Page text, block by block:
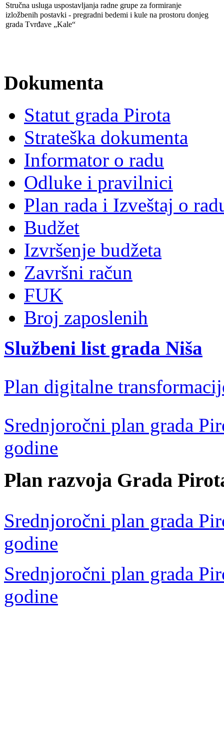
Stručna usluga uspostavljanja radne grupe za formiranje
izložbenih postavki - pregradni bedemi i kule na prostoru donjeg
grada Tvrđave „Kale“
Dokumenta
Statut grada Pirota
Strateška dokumenta
Informator o radu
Odluke i pravilnici
Plan rada i Izveštaj o
Budžet
Izvršenje budžeta
Završni račun
FUK
Broj zaposlenih
Službeni list grada Niša
Plan digitalne
Srednjoročni plan grada
godine
Plan razvoja Grada
Srednjoročni plan grada
godine
Srednjoročni plan grada
godine